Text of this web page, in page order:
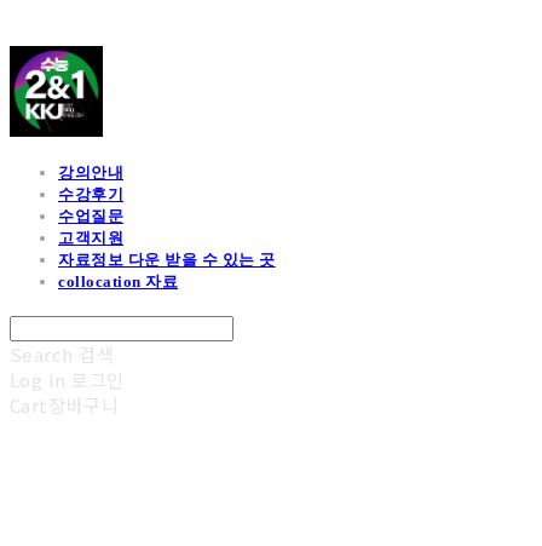
강의안내
수강후기
수업질문
고객지원
자료정보 다운 받을 수 있는 곳
collocation 자료
Search 검색
Log In 로그인
Cart장바구니